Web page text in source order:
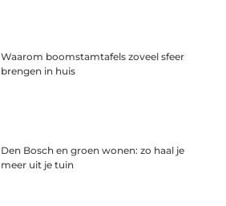
Waarom boomstamtafels zoveel sfeer
brengen in huis
Den Bosch en groen wonen: zo haal je
meer uit je tuin